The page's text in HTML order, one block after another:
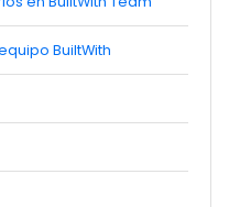
BuiltWith